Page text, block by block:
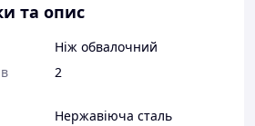
та опис
Ніж обвалочний
2
Нержавіюча сталь